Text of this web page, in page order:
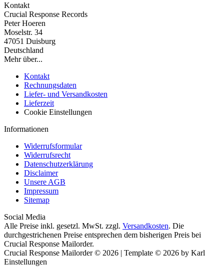
Kontakt
Crucial Response Records
Peter Hoeren
Moselstr. 34
47051 Duisburg
Deutschland
Mehr über...
Kontakt
Rechnungsdaten
Liefer- und Versandkosten
Lieferzeit
Cookie Einstellungen
Informationen
Widerrufsformular
Widerrufsrecht
Datenschutzerklärung
Disclaimer
Unsere AGB
Impressum
Sitemap
Social Media
Alle Preise inkl. gesetzl. MwSt. zzgl. Versandkosten. Die
durchgestrichenen Preise entsprechen dem bisherigen Preis bei
Crucial Response Mailorder.
Crucial Response Mailorder © 2026 | Template © 2026 by Karl
Einstellungen